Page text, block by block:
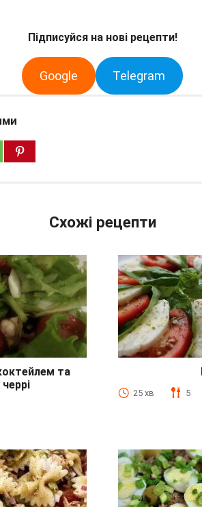
Підписуйся на нові рецепти!
Google Telegram
Схожі рецепти
та
25 хв 5